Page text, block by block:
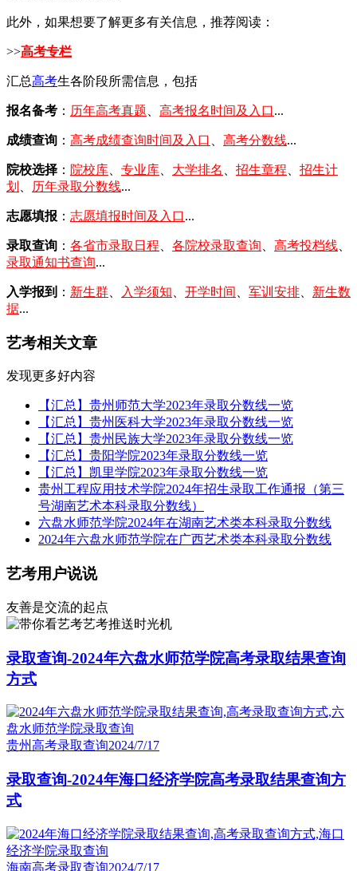
此外，如果想要了解更多有关信息，推荐阅读：
>>高考专栏
汇总高考生各阶段所需信息，包括
报名备考 ： 历年高考真题 高考报名时间及入口...
成绩查询 ： 高考成绩查询时间及入口 高考分数线...
院校选择 ： 院校库 专业库 大学排名 招生章程
招生计
划
历年录取分数线...
志愿填报 ： 志愿填报时间及入口...
录取查询 ： 各省市录取日程 各院校录取查询 高考投档线
录取通知书查询...
入学报到 ： 新生群 入学须知 开学时间 军训安排
新生数
据...
艺考相关文章
发现更多好内容
【汇总】贵州师范大学2023年录取分数线一览
【汇总】贵州医科大学2023年录取分数线一览
【汇总】贵州民族大学2023年录取分数线一览
【汇总】贵阳学院2023年录取分数线一览
【汇总】凯里学院2023年录取分数线一览
贵州工程应用技术学院2024年招生录取工作通报（第三
号湖南艺术本科录取分数线）
六盘水师范学院2024年在湖南艺术类本科录取分数线
2024年六盘水师范学院在广西艺术类本科录取分数线
艺考用户说说
友善是交流的起点
艺考推送时光机
录取查询-2024年六盘水师范学院高考录取结果查询
方式
贵州高考录取查询2024/7/17
录取查询-2024年海口经济学院高考录取结果查询方
式
海南高考录取查询2024/7/17